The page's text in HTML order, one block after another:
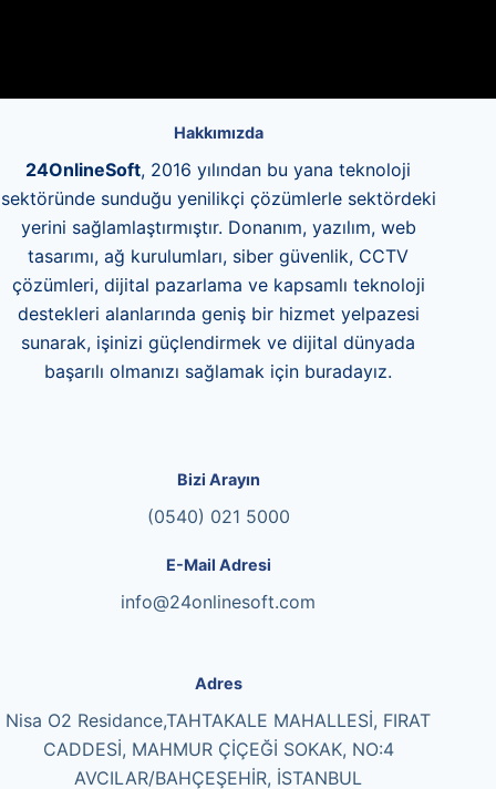
Hakkımızda
24OnlineSoft, 2016 yılından bu yana teknoloji
sektöründe sunduğu yenilikçi çözümlerle sektördeki
yerini sağlamlaştırmıştır. Donanım, yazılım, web
tasarımı, ağ kurulumları, siber güvenlik, CCTV
çözümleri, dijital pazarlama ve kapsamlı teknoloji
destekleri alanlarında geniş bir hizmet yelpazesi
sunarak, işinizi güçlendirmek ve dijital dünyada
başarılı olmanızı sağlamak için buradayız.
Bizi Arayın
(0540) 021 5000
E-Mail Adresi
info@24onlinesoft.com
Adres
Nisa O2 Residance,TAHTAKALE MAHALLESİ, FIRAT
CADDESİ, MAHMUR ÇİÇEĞİ SOKAK, NO:4
AVCILAR/BAHÇEŞEHİR, İSTANBUL